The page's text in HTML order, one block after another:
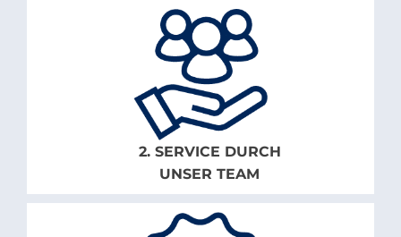
2. SERVICE DURCH
UNSER TEAM